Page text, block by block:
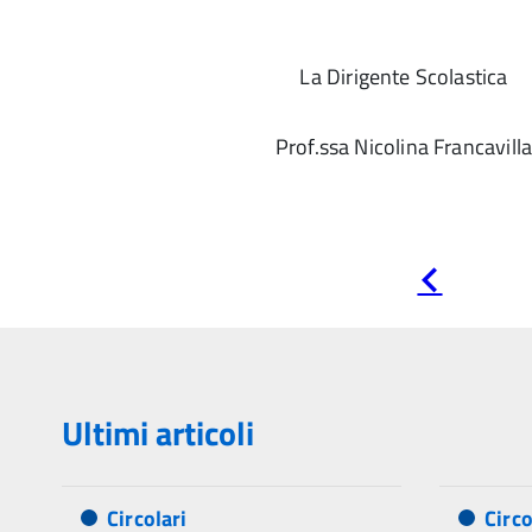
La Dirigente Scolastica
Prof.ssa Nicolina Francavilla
precedente
Ultimi articoli
Circolari